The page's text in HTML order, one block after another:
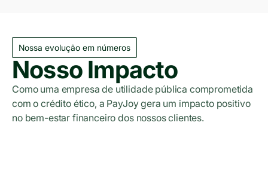
Nossa evolução em números
Nosso Impacto
Como uma empresa de utilidade pública comprometida
com o crédito ético, a PayJoy gera um impacto positivo
no bem-estar financeiro dos nossos clientes.